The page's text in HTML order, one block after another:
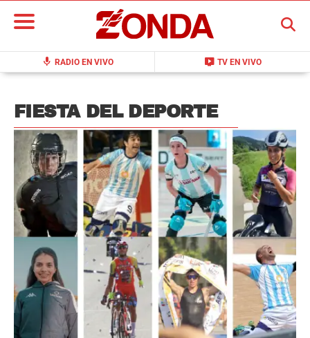
mic RADIO EN VIVO live_tv TV EN VIVO
BUSCAR
FIESTA DEL DEPORTE